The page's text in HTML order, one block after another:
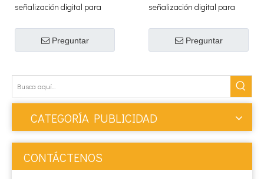
señalización digital para
pulgadas
Preguntar
señalización digital para
pulgadas
Preguntar
CATEGORÍA PUBLICIDAD
CONTÁCTENOS